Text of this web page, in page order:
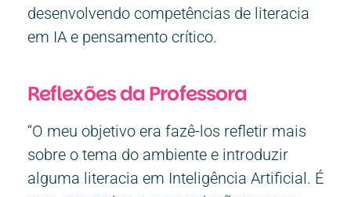
desenvolvendo competências de literacia
em IA e pensamento crítico.
Reflexões da Professora
“O meu objetivo era fazê-los refletir mais
sobre o tema do ambiente e introduzir
alguma literacia em Inteligência Artificial. É